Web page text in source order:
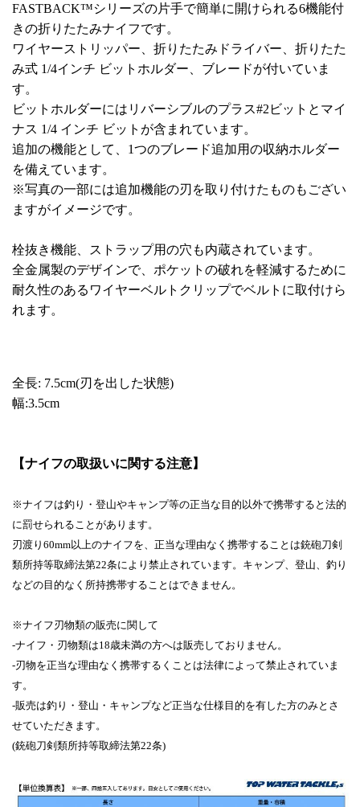
FASTBACK™シリーズの片手で簡単に開けられる6機能付
きの折りたたみナイフです。
ワイヤーストリッパー、折りたたみドライバー、折りたた
み式 1/4インチ ビットホルダー、ブレードが付いていま
す。
ビットホルダーにはリバーシブルのプラス#2ビットとマイ
ナス 1/4 インチ ビットが含まれています。
追加の機能として、1つのブレード追加用の収納ホルダー
を備えています。
※写真の一部には追加機能の刃を取り付けたものもござい
ますがイメージです。
栓抜き機能、ストラップ用の穴も内蔵されています。
全金属製のデザインで、ポケットの破れを軽減するために
耐久性のあるワイヤーベルトクリップでベルトに取付けら
れます。
全長: 7.5cm(刃を出した状態)
幅:3.5cm
【ナイフの取扱いに関する注意】
※ナイフは釣り・登山やキャンプ等の正当な目的以外で携帯すると法的
に罰せられることがあります。
刃渡り60mm以上のナイフを、正当な理由なく携帯することは銃砲刀剣
類所持等取締法第22条により禁止されています。キャンプ、登山、釣り
などの目的なく所持携帯することはできません。
※ナイフ刃物類の販売に関して
-ナイフ・刃物類は18歳未満の方へは販売しておりません。
-刃物を正当な理由なく携帯するくことは法律によって禁止されていま
す。
-販売は釣り・登山・キャンプなど正当な仕様目的を有した方のみとさ
せていただきます。
(銃砲刀剣類所持等取締法第22条)